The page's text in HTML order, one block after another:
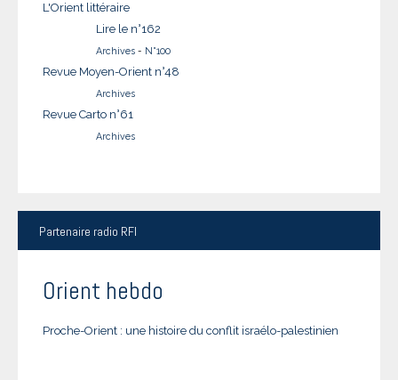
L'Orient littéraire
Lire le n°162
Archives - N°100
Revue Moyen-Orient n°48
Archives
Revue Carto n°61
Archives
Partenaire radio RFI
Orient hebdo
Proche-Orient : une histoire du conflit israélo-palestinien